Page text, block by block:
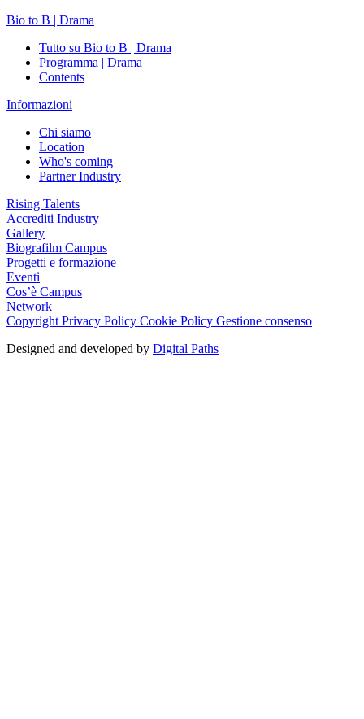
Bio to B | Drama
Tutto su Bio to B | Drama
Programma | Drama
Contents
Informazioni
Chi siamo
Location
Who's coming
Partner Industry
Rising Talents
Accrediti Industry
Gallery
Biografilm Campus
Progetti e formazione
Eventi
Cos’è Campus
Network
Copyright Privacy Policy Cookie Policy Gestione consenso
Designed and developed by Digital Paths